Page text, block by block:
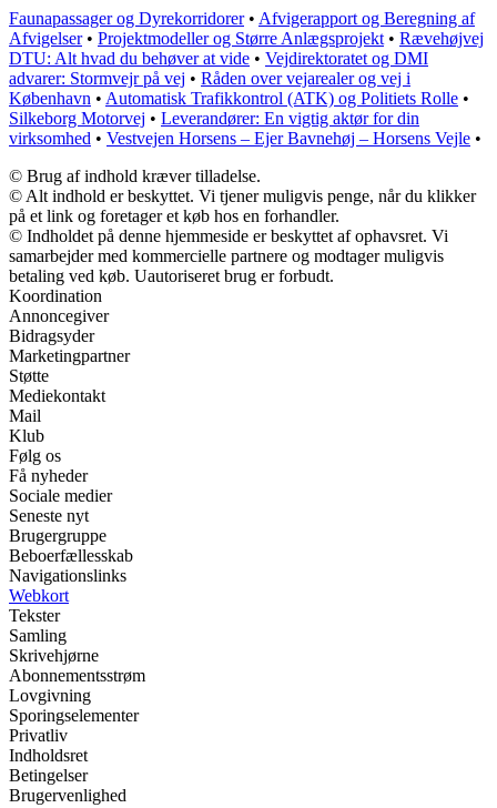
Faunapassager og Dyrekorridorer• Afvigerapport og Beregning af
Afvigelser• Projektmodeller og Større Anlægsprojekt• Rævehøjvej
DTU: Alt hvad du behøver at vide • Vejdirektoratet og DMI
advarer: Stormvejr på vej • Råden over vejarealer og vej i
København • Automatisk Trafikkontrol (ATK) og Politiets Rolle •
Silkeborg Motorvej • Leverandører: En vigtig aktør for din
virksomhed • Vestvejen Horsens – Ejer Bavnehøj – Horsens Vejle •
© Brug af indhold kræver tilladelse.
© Alt indhold er beskyttet. Vi tjener muligvis penge, når du klikker
på et link og foretager et køb hos en forhandler.
© Indholdet på denne hjemmeside er beskyttet af ophavsret. Vi
samarbejder med kommercielle partnere og modtager muligvis
betaling ved køb. Uautoriseret brug er forbudt.
Koordination
Annoncegiver
Bidragsyder
Marketingpartner
Støtte
Mediekontakt
Mail
Klub
Følg os
Få nyheder
Sociale medier
Seneste nyt
Brugergruppe
Beboerfællesskab
Navigationslinks
Webkort
Tekster
Samling
Skrivehjørne
Abonnementsstrøm
Lovgivning
Sporingselementer
Privatliv
Indholdsret
Betingelser
Brugervenlighed